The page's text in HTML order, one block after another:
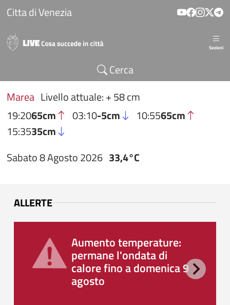
Salta al contenuto principale
Citta di Venezia
Sezioni
Cerca
Marea Livello attuale: + 58 cm
19:2065cm 03:10-5cm 10:5565cm
15:3535cm
Sabato 8 Agosto 2026 33,4°C
ALLERTE
Aumento temperature:
permane l'ondata di
calore fino a domenica 9
agosto